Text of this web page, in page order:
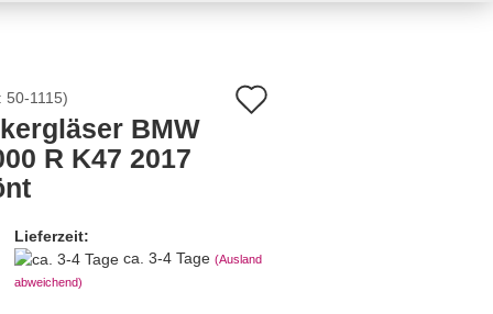
vergessen?
50-1115)
BMW
R K47 2017
Lieferzeit:
ca. 3-4 Tage (Ausland
abweichend)